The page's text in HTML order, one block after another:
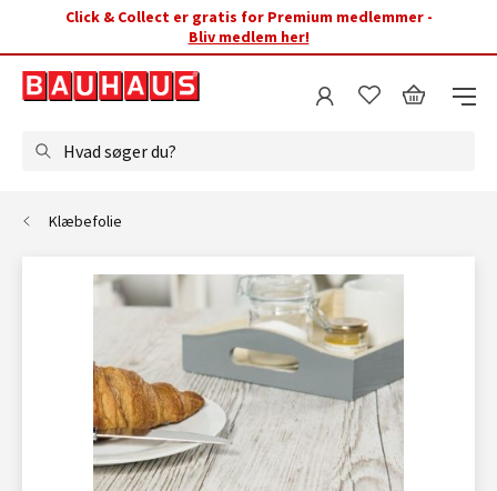
Click & Collect er gratis for Premium medlemmer -
Bliv medlem her!
Hvad søger du?
Klæbefolie